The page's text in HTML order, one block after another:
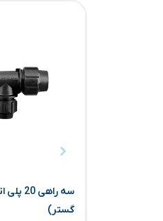
سه راهی
گستر)